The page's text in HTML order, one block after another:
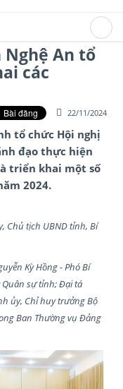
An tổ
các
22/11/2024
tổ chức Hội nghị
đạo thực hiện
triển khai một số
2024.
Chủ tịch UBND tỉnh, Bí
Kỳ Hồng - Phó Bí
sự tỉnh; Đại tá
ủy, Chỉ huy trưởng Bộ
Ban Thường vụ Đảng